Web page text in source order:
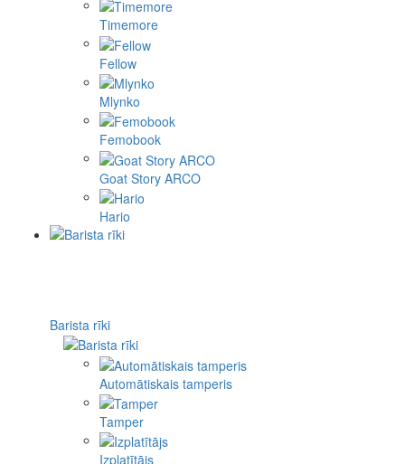
Timemore
Fellow
Mlynko
Femobook
Goat Story ARCO
Hario
Barista rīki
Automātiskais tamperis
Tamper
Izplatītājs